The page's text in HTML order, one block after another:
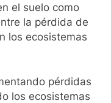
el suelo como
la pérdida de
los ecosistemas
pérdidas
los ecosistemas